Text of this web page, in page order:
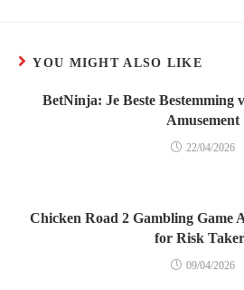
YOU MIGHT ALSO LIKE
BetNinja: Je Beste Bestemming
Amusement
22/04/2026
Chicken Road 2 Gambling Game
for Risk
09/04/2026